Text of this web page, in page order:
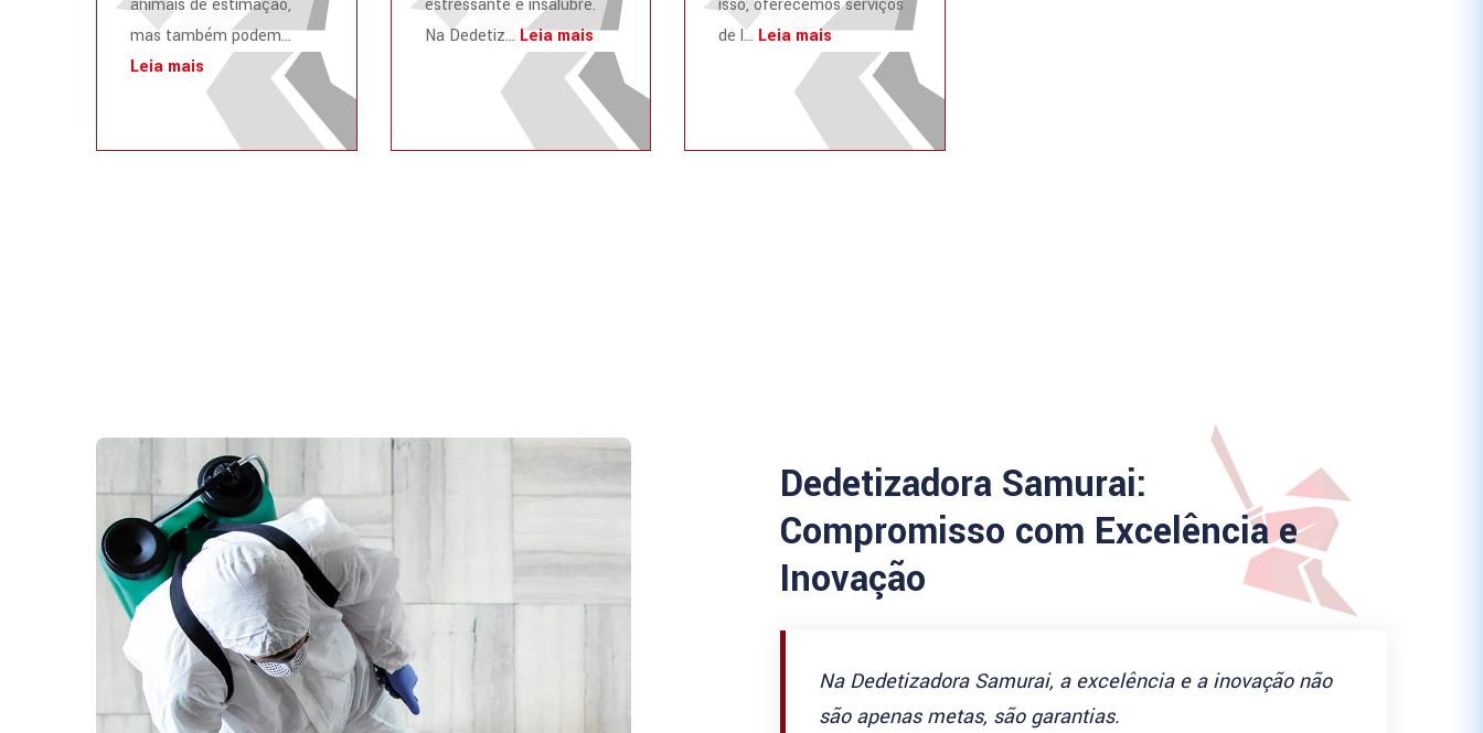
animais de estimação,
mas também podem...
Leia mais
estressante e insalubre.
Na Dedetiz... Leia mais
isso, oferecemos serviços
de l... Leia mais
Dedetizadora Samurai:
Compromisso com Excelência e
Inovação
Na Dedetizadora Samurai, a excelência e a inovação não
são apenas metas, são garantias.